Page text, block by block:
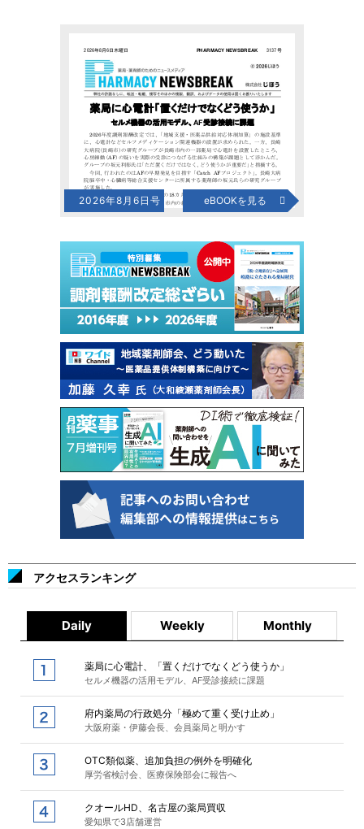
2026年8月6日号 eBOOKを見る
アクセスランキング
Daily Weekly Monthly
薬局に心電計、「置くだけでなくどう使うか」
セルメ機器の活用モデル、AF受診接続に課題
府内薬局の行政処分「極めて重く受け止め」
大阪府薬・伊藤会長、会員薬局と明かす
OTC類似薬、追加負担の例外を明確化
厚労省検討会、医療保険部会に報告へ
クオールHD、名古屋の薬局買収
愛知県で3店舗運営